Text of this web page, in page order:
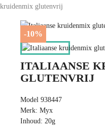
kruidenmix glutenvrij
-10%
ITALIAANSE
GLUTENVRIJ
Model 938447
Merk: Myx
Inhoud: 20g